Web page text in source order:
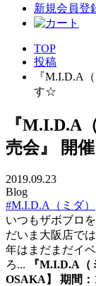
新規会員登
TOP
投稿
『M.I.D.A
す☆
『M.I.D.A
売会』 開
2019.09.23
Blog
#M.I.D.A（ミダ）
いつもザボブロ
だいま大阪店で
年はまだまだイ
ろ...
『M.I.D.A
OSAKA】 期間：